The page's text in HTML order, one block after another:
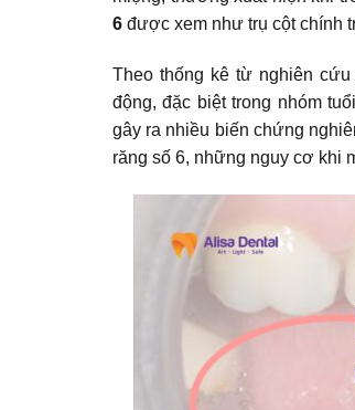
6 được xem như trụ cột chính
Theo thống kê từ nghiên
động, đặc biệt trong nhóm
gây ra nhiều biến chứng
răng số 6, những nguy cơ khi